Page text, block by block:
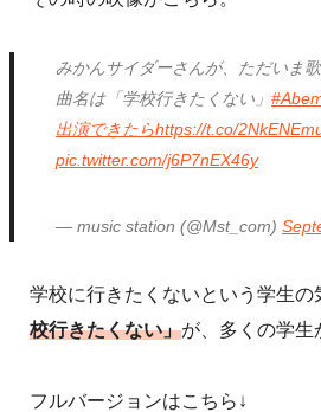
みかんサイダーさんが、ただいま
曲名は「学校行きたくない」
出演できたらhttps://t.co/
pic.twitter.com/j6P7nEX46y
— music station (@Mst_com)
学校に行きたくないという学生の
校行きたくない」が、多くの学生
フルバージョンはこちら↓